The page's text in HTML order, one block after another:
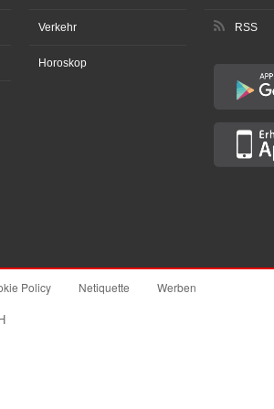
Verkehr
Horoskop
RSS
Policy Netiquette Werben